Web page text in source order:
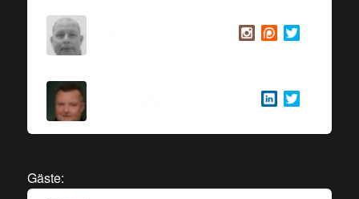
Gäste: